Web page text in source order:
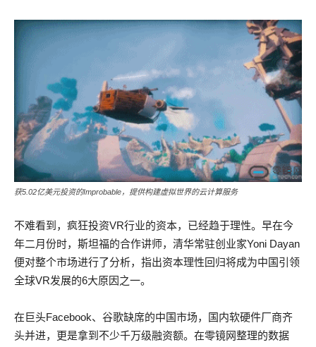
获5.02亿美元投资的Improbable，提供构建虚拟世界的云计算服务
不难看到，疯狂投资VR行业的资本，已经趋于理性。早在今
年二月份时，斯坦福的合作讲师，清华常驻创业家Yoni Dayan
便对整个市场进行了分析，指出资本理性回归将成为中国引领
全球VR发展的6大原因之一。
在巨头Facebook、谷歌缺席的中国市场，国内软硬件厂商齐
头并进，更是拿到不少千万级融资额。在零镜网整理的数据